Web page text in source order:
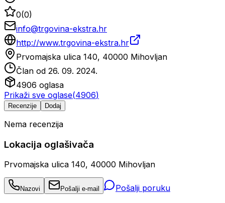
0(0)
info@trgovina-ekstra.hr
http://www.trgovina-ekstra.hr
Prvomajska ulica 140, 40000 Mihovljan
Član od 26. 09. 2024.
4906 oglasa
Prikaži sve oglase(4906)
Recenzije Dodaj
Nema recenzija
Lokacija oglašivača
Prvomajska ulica 140, 40000 Mihovljan
Nazovi Pošalji e-mail Pošalji poruku